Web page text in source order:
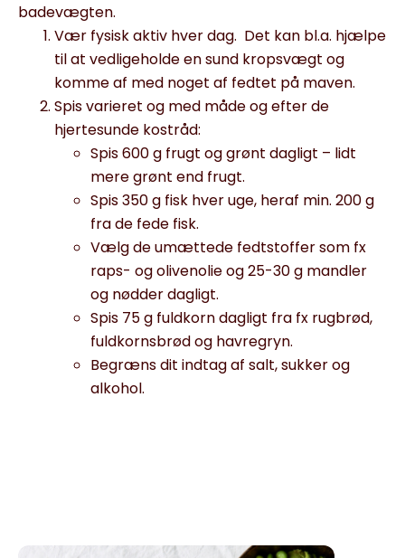
badevægten.
Vær fysisk aktiv hver dag. Det kan bl.a. hjælpe
til at vedligeholde en sund kropsvægt og
komme af med noget af fedtet på maven.
Spis varieret og med måde og efter de
hjertesunde kostråd:
Spis 600 g frugt og grønt dagligt – lidt
mere grønt end frugt.
Spis 350 g fisk hver uge, heraf min. 200 g
fra de fede fisk.
Vælg de umættede fedtstoffer som fx
raps- og olivenolie og 25-30 g mandler
og nødder dagligt.
Spis 75 g fuldkorn dagligt fra fx rugbrød,
fuldkornsbrød og havregryn.
Begræns dit indtag af salt, sukker og
alkohol.